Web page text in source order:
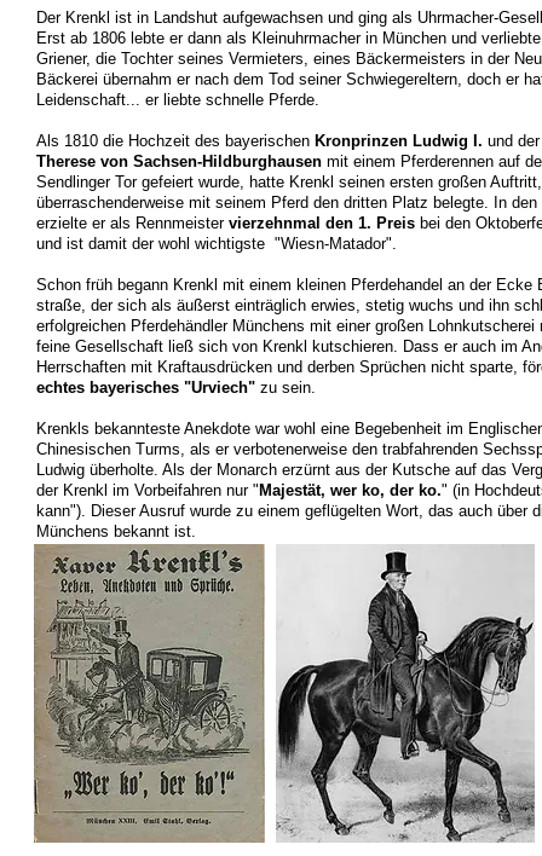
Der Krenkl ist in Landshut aufgewachsen und ging als Uhrmacher-
Erst ab 1806 lebte er dann als Kleinuhrmacher in München und
Griener, die Tochter seines Vermieters, eines Bäckermeisters in der
Bäckerei übernahm er nach dem Tod seiner Schwiegereltern, doch er
Leidenschaft... er liebte schnelle Pferde.
Als 1810 die Hochzeit des bayerischen Kronprinzen Ludwig I. und
Therese von Sachsen-Hildburghausen mit einem Pferderennen auf
Sendlinger Tor gefeiert wurde, hatte Krenkl seinen ersten großen
überraschenderweise mit seinem Pferd den dritten Platz belegte. In den
erzielte er als Rennmeister vierzehnmal den 1. Preis bei den
und ist damit der wohl wichtigste "Wiesn-Matador".
Schon früh begann Krenkl mit einem kleinen Pferdehandel an der Ecke
straße, der sich als äußerst einträglich erwies, stetig wuchs und ihn
erfolgreichen Pferdehändler Münchens mit einer großen
feine Gesellschaft ließ sich von Krenkl kutschieren. Dass er auch im
Herrschaften mit Kraftausdrücken und derben Sprüchen nicht sparte,
echtes bayerisches "Urviech" zu sein.
Krenkls bekannteste Anekdote war wohl eine Begebenheit im
Chinesischen Turms, als er verbotenerweise den trabfahrenden
Ludwig überholte. Als der Monarch erzürnt aus der Kutsche auf das
der Krenkl im Vorbeifahren nur " Majestät, wer ko, der ko." (in
kann"). Dieser Ausruf wurde zu einem geflügelten Wort, das auch über
Münchens bekannt ist.